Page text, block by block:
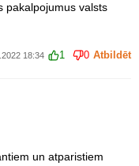
pakalpojumus valsts
18:34 1 0 Atbildēt
un atparistiem